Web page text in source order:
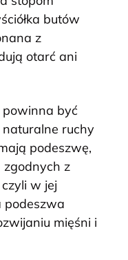
butów
z
otarć ani
być
ruchy
podeszwę,
zgodnych z
w jej
podeszwa
mięśni i